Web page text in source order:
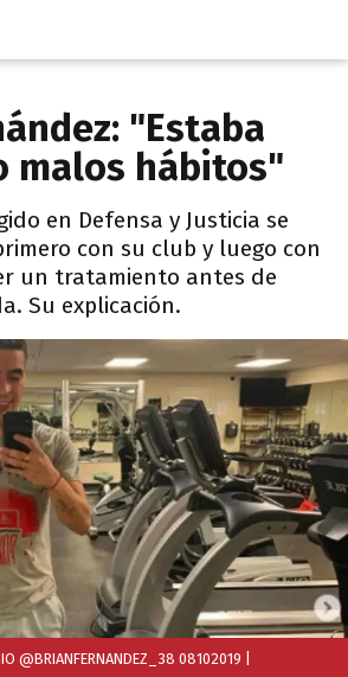
"Estaba
malos hábitos"
en Defensa y Justicia se
con su club y luego con
un tratamiento antes de
Su explicación.
@BRIANFERNANDEZ_38 08102019